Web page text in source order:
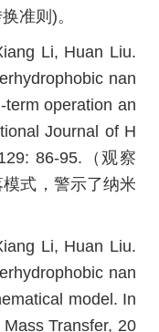
准则)。
Li, Huan Liu.
nan
operation an
Journal of H
86-95.（观察
式，警示了纳米
Li, Huan Liu.
nan
model. In
Transfer, 20